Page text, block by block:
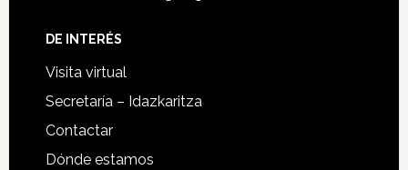
DE INTERÉS
Visita virtual
Secretaría – Idazkaritza
Contactar
Dónde estamos